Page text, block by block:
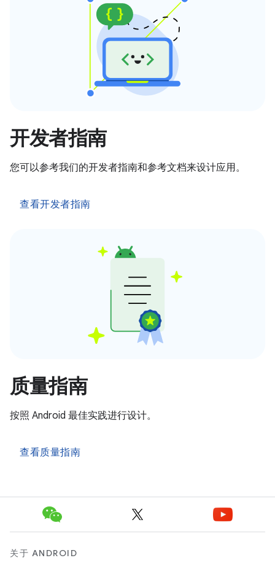
开发者指南
您可以参考我们的开发者指南和参考文档来设计应用。
查看开发者指南
质量指南
按照 Android 最佳实践进行设计。
查看质量指南
关于 ANDROID